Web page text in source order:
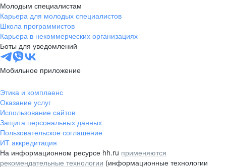
Молодым специалистам
Карьера для молодых специалистов
Школа программистов
Карьера в некоммерческих организациях
Боты для уведомлений
Мобильное приложение
Этика и комплаенс
Оказание услуг
Использование сайтов
Защита персональных данных
Пользовательское соглашение
ИТ аккредитация
На информационном ресурсе hh.ru применяются
рекомендательные технологии (информационные технологии